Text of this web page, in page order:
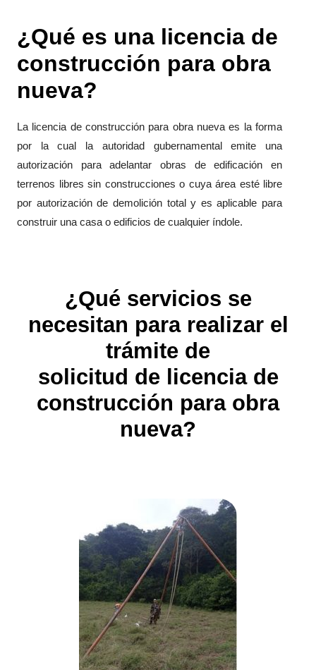
¿Qué es una licencia de
construcción para obra
nueva?
La licencia de construcción para obra nueva es la forma
por la cual la autoridad gubernamental emite una
autorización para adelantar obras de edificación en
terrenos libres sin construcciones o cuya área esté libre
por autorización de demolición total y es aplicable para
construir una casa o edificios de cualquier índole.
¿Qué servicios se
necesitan para realizar el
trámite de
solicitud de licencia de
construcción para obra
nueva?